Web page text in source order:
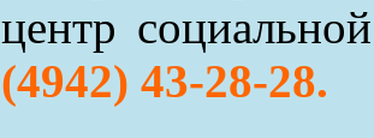
центр
(4942) 43-28-28.